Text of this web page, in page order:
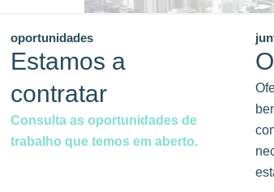
oportunidades
Estamos a
contratar
Consulta as oportunidades de
trabalho que temos em aberto.